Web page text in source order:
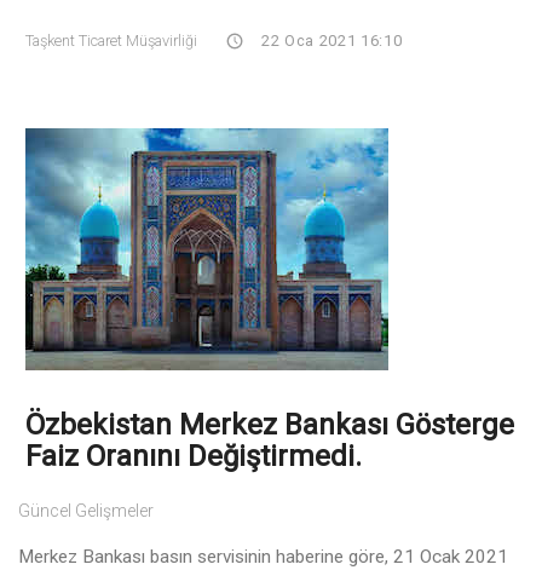
Taşkent Ticaret Müşavirliği 22 Oca 2021 16:10
Özbekistan Merkez Bankası Gösterge
Faiz Oranını Değiştirmedi.
Güncel Gelişmeler
Merkez Bankası basın servisinin haberine göre, 21 Ocak 2021